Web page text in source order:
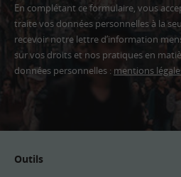
En complétant ce formulaire, vous
traite vos données personnelles à la
recevoir notre lettre d’information
sur vos droits et nos pratiques en
données personnelles : mentions
Outils